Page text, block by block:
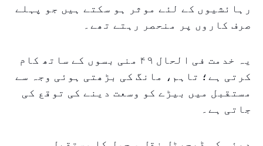
رہائشیوں کے لئے موثر ہو سکتے ہیں جو پہلے
صرف کاروں پر منحصر رہتے تھے۔
یہ خدمت فی الحال ۴۹ منی بسوں کے ساتھ کام
کرتی ہے؛ تاہم، مانگ کی بڑھتی ہوئی وجہ سے
مستقبل میں بیڑے کو وسعت دینے کی توقع کی
جاتی ہے۔